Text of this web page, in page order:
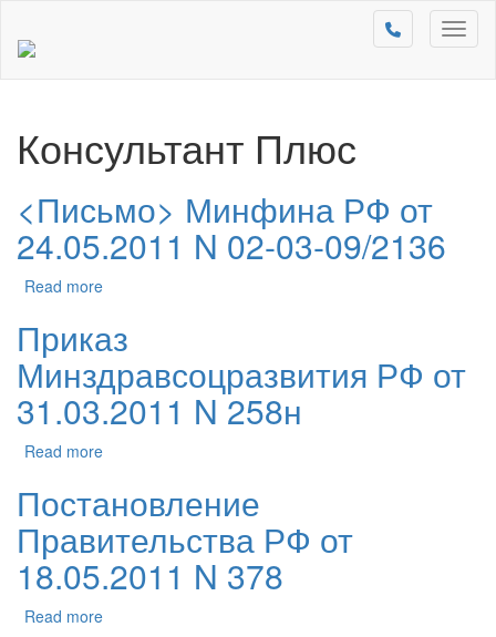
Консультант Плюс
<Письмо> Минфина РФ от
24.05.2011 N 02-03-09/2136
Read more
Приказ
Минздравсоцразвития РФ от
31.03.2011 N 258н
Read more
Постановление
Правительства РФ от
18.05.2011 N 378
Read more